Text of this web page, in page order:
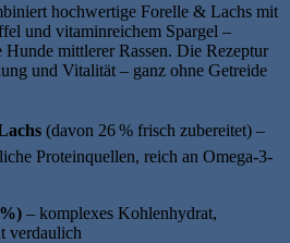
hochwertige Forelle & Lachs mit
und vitaminreichem Spargel –
mittlerer Rassen. Die Rezeptur
und Vitalität – ganz ohne Getreide
(davon 26 % frisch zubereitet) –
Proteinquellen, reich an Omega‑3-
– komplexes Kohlenhydrat,
verdaulich